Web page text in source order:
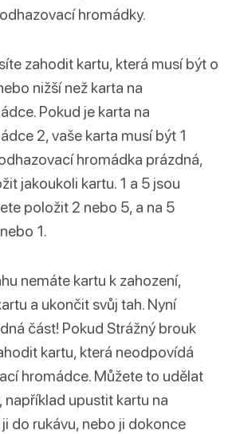
hromádky.
zahodit kartu, která musí být o
nižší než karta na
Pokud je karta na
2, vaše karta musí být 1
hromádka prázdná,
jakoukoli kartu. 1 a 5 jsou
položit 2 nebo 5, a na 5
1.
nemáte kartu k zahození,
a ukončit svůj tah. Nyní
část! Pokud Strážný brouk
kartu, která neodpovídá
hromádce. Můžete to udělat
například upustit kartu na
do rukávu, nebo ji dokonce